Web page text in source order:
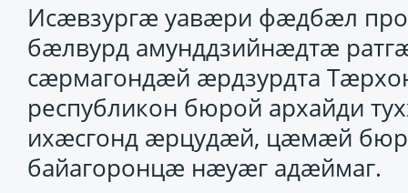
Исӕвзургӕ уавӕри фӕдбӕл
бӕлвурд амунддзийнӕдтӕ
сӕрмагондӕй ӕрдзурдта
республикон бюрой архайди
ихӕсгонд ӕрцудӕй, цӕмӕй
байагоронцӕ нӕуӕг адӕймаг.